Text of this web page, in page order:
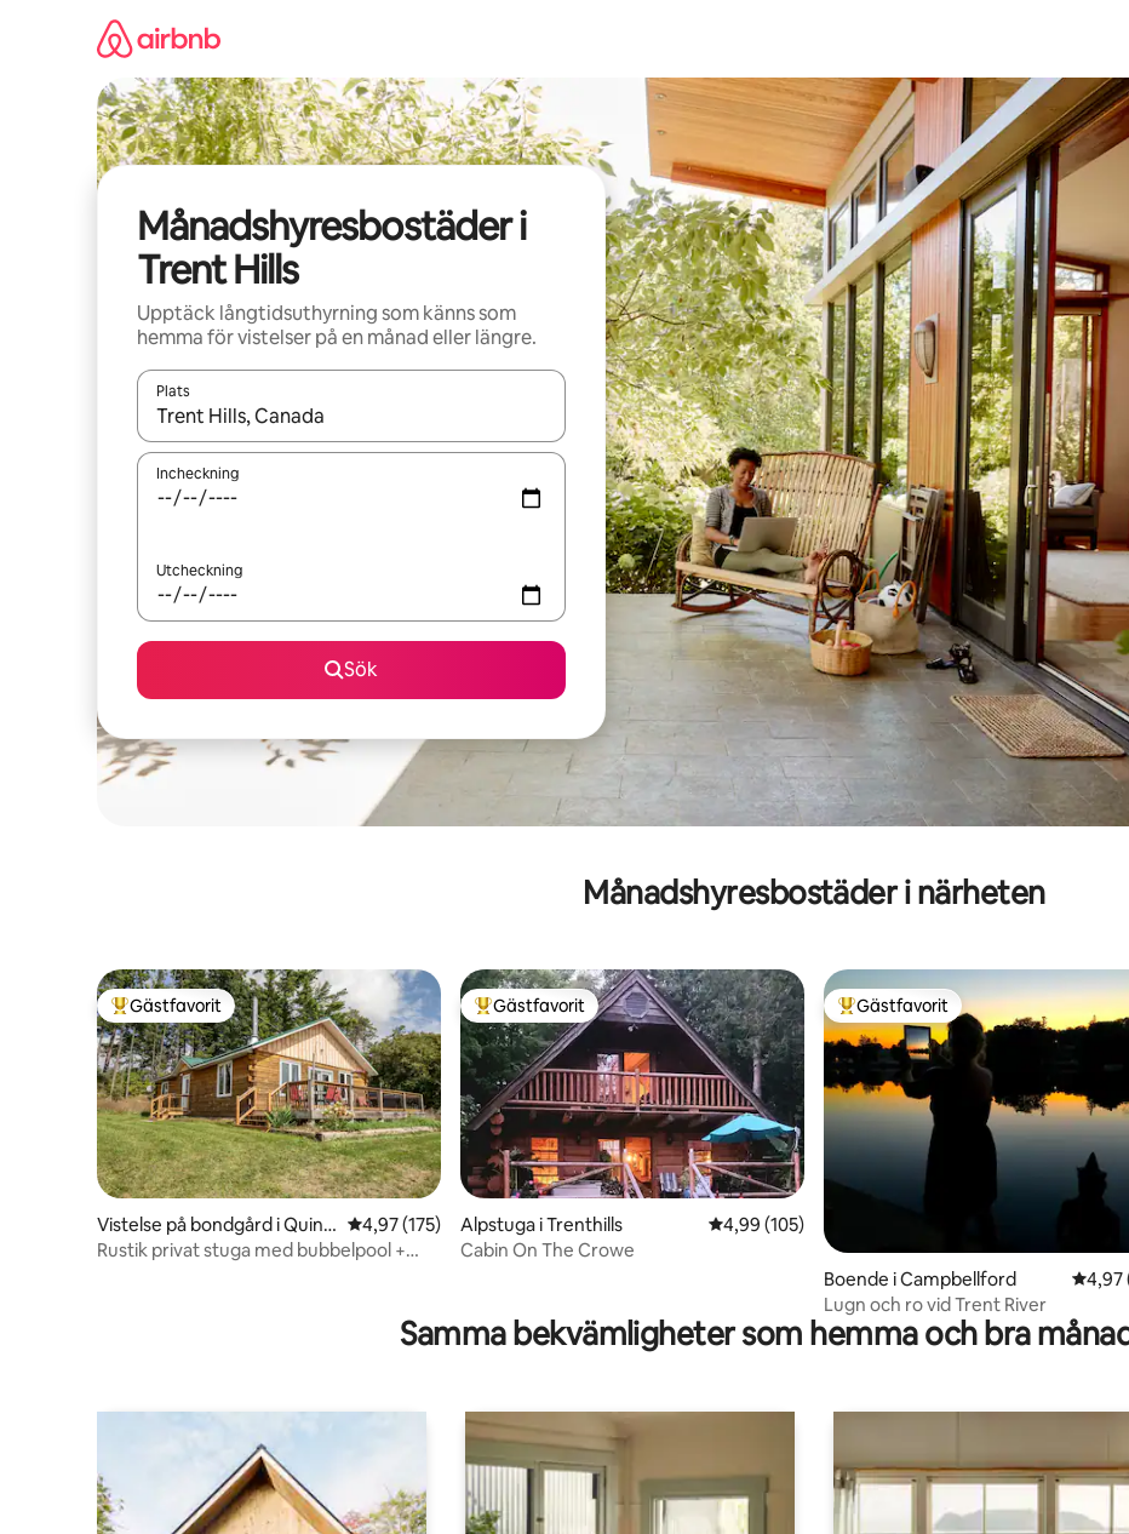
Månadshyresbostäder i
Trent Hills
Upptäck långtidsuthyrning som känns som
hemma för vistelser på en månad eller längre.
Plats
När resultaten är tillgängliga kan du navigera med upp- och nedåtpilarna eller utforska genom att trycka eller svepa.
Incheckning
Utcheckning
Sök
Månadshyresbostäder i närheten
Populär gästfavorit
Gästfavorit
Vistelse på bondgård i Quint
e West
4,97 av 5 i genomsnittligt betyg, 175 omdömen
4,97 (175)
Rustik privat stuga med bubbelpool +
Populär gästfavorit
Gästfavorit
Alpstuga i Trenthills 4,99 av 5 i genomsnittligt betyg, 105 omdömen
4,99 (105)
Cabin On The Crowe
Populär gästfavorit
Gästfavorit
Boende i Campbellford 4,97
4,97
Lugn och ro vid Trent River
Samma bekvämligheter som hemma och bra